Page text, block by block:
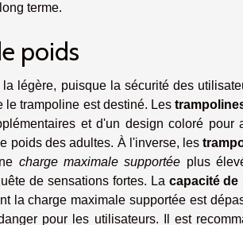
terme.
poids
légère, puisque la sécurité des
le trampoline est destiné. Les
et d'un design coloré pour
poids des adultes. À l'inverse, les
charge maximale supportée plus
de sensations fortes. La capacité de
la charge maximale supportée est
pour les utilisateurs. Il est